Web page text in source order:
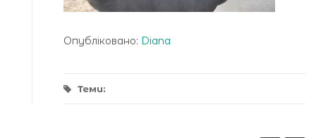
Опубліковано: Diana
Теми: